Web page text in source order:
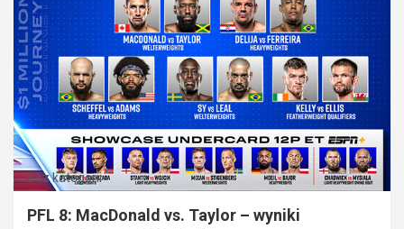
Bez kategorii
PFL 8: MacDonald vs. Taylor – wyniki